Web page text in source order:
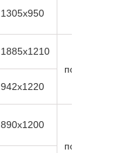
1305х950
1885х1210
подсветка
942х1220
890х1200
подсветка